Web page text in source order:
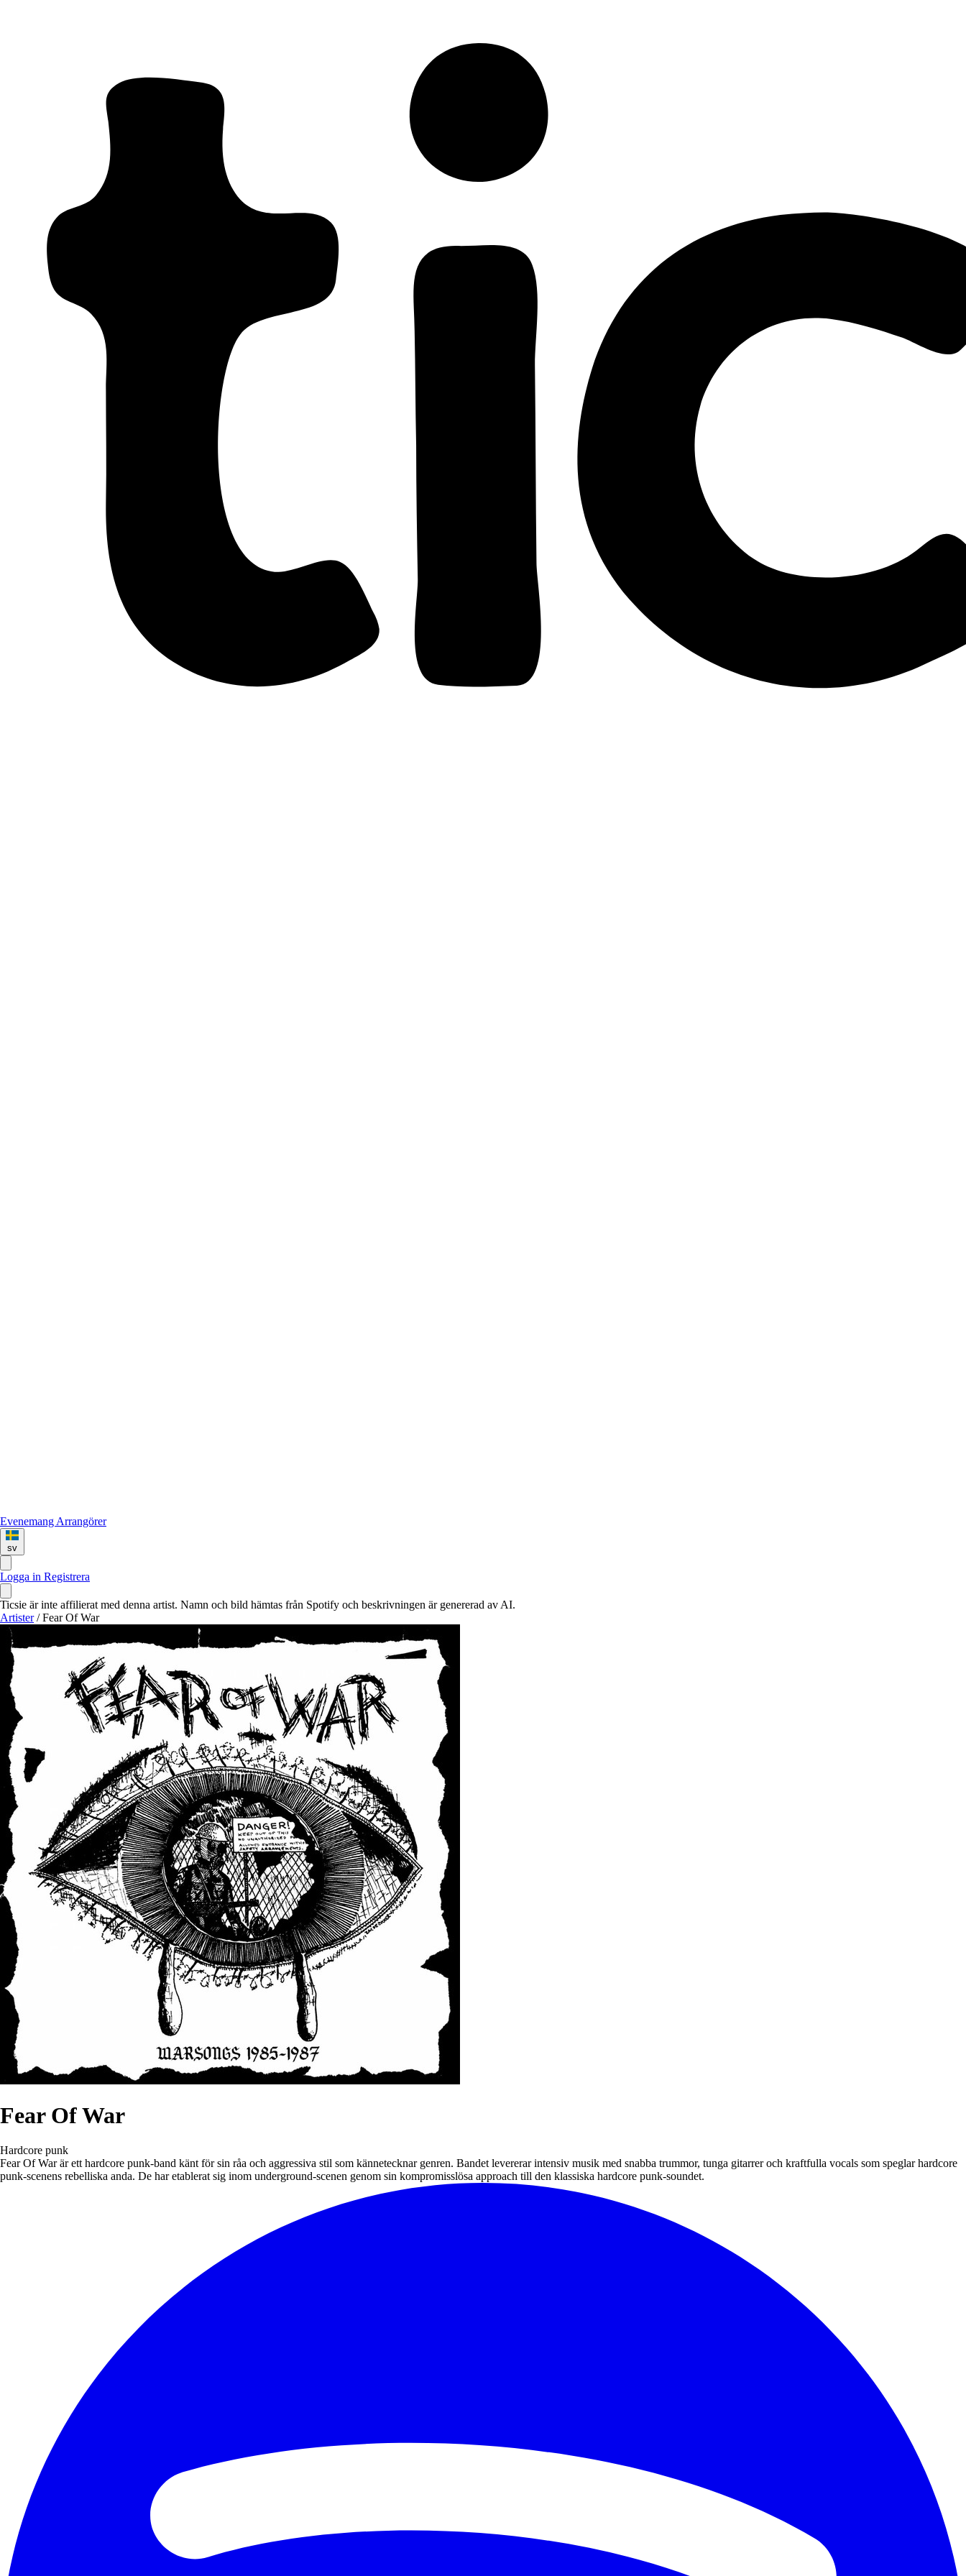
Evenemang Arrangörer
sv
Logga in Registrera
Ticsie är inte affilierat med denna artist. Namn och bild hämtas från Spotify och beskrivningen är genererad av AI.
Artister / Fear Of War
Fear Of War
Hardcore punk
Fear Of War är ett hardcore punk-band känt för sin råa och aggressiva stil som kännetecknar genren. Bandet levererar intensiv musik med snabba trummor, tunga gitarrer och kraftfulla vocals som speglar hardcore
punk-scenens rebelliska anda. De har etablerat sig inom underground-scenen genom sin kompromisslösa approach till den klassiska hardcore punk-soundet.